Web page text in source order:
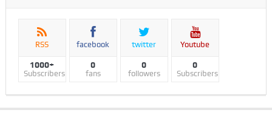
RSS
1000+
Subscribers
facebook
0
fans
twitter
0
followers
Youtube
0
Subscribers